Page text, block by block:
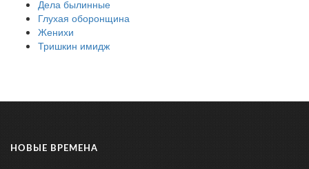
Дела былинные
Глухая оборонщина
Женихи
Тришкин имидж
НОВЫЕ ВРЕМЕНА